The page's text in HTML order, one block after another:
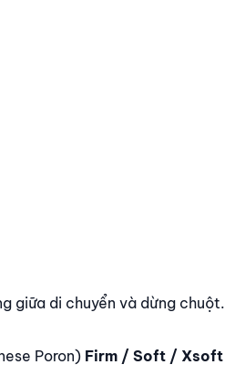
giữa di chuyển và dừng chuột.
Poron) Firm / Soft / Xsoft